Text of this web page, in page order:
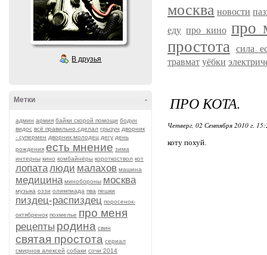
В друзья
-
Метки
админ армия байки скорой помощи бодун
видос всё правильно сделал грызун дворник
- супермен дворник молодец дегу день
рождения есть мнение зима
интерны кино комбайнёры короткоствол кот
лопаталюди малахов машина
медицина минобороны москва
музыка оззи олимпиада пва пешки
пиздец-распиздец поросенок-
октябренок похмелье про меня
рецепты родина свин
святая простота сериал
смирнов алексей собаки сочи 2014
москва новости
еду про кино про
простота сила
травмат уёбки
ПРО КОТА.
Четверг, 02 Сентября 2010 г.
коту похуй.